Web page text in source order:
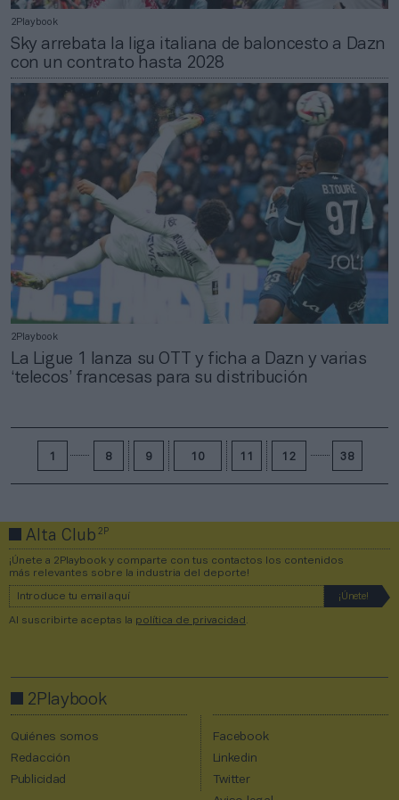
2Playbook
Sky arrebata la liga italiana de baloncesto a Dazn
con un contrato hasta 2028
2Playbook
La Ligue 1 lanza su OTT y ficha a Dazn y varias
‘telecos’ francesas para su distribución
1 8 9 10 11 12 38
Alta Club2P
¡Únete a 2Playbook y comparte con tus contactos los contenidos
más relevantes sobre la industria del deporte!
Al suscribirte aceptas la política de privacidad
2Playbook
Quiénes somos
Redacción
Publicidad
Facebook
Linkedin
Twitter